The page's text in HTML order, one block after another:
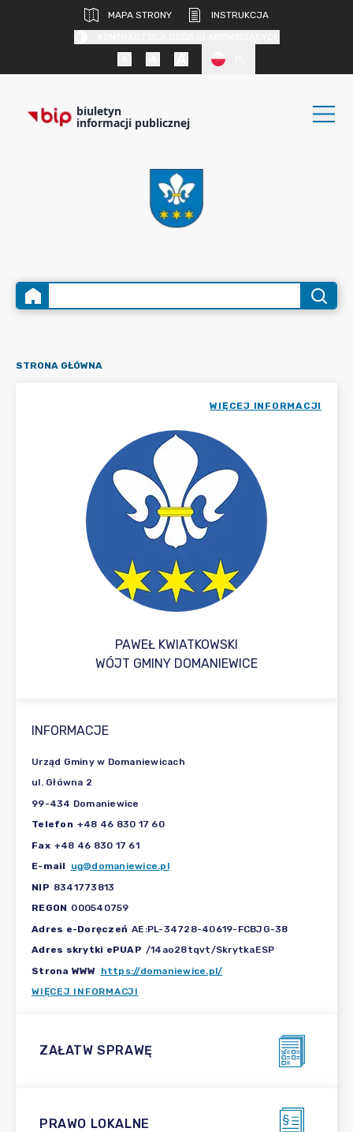
MAPA STRONY
INSTRUKCJA
biuletyn
informacji publicznej
STRONA GŁÓWNA
PAWEŁ KWIATKOWSKI
WIĘCEJ INFORMACJI
WÓJT GMINY DOMANIEWICE
INFORMACJE
Urząd Gminy w Domaniewicach
ul. Główna 2
99-434 Domaniewice
Telefon +48 46 830 17 60
Fax +48 46 830 17 61
E-mail
ug@domaniewice.pl
NIP 8341773813
REGON 000540759
Adres e-Doręczeń AE:PL-34728-40619-FCBJG-38
Adres skrytki ePUAP /14ao28tqvt/SkrytkaESP
Strona WWW https://domaniewice.pl/
WIĘCEJ INFORMACJI
ZAŁATW SPRAWĘ
PRAWO LOKALNE